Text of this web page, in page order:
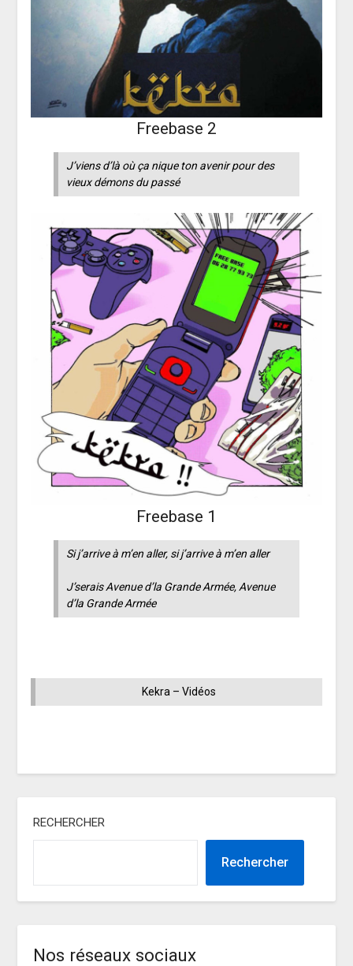
Freebase 2
J’viens d’là où ça nique ton avenir pour des
vieux démons du passé
Freebase 1
Si j’arrive à m’en aller, si j’arrive à m’en aller
J’serais Avenue d’la Grande Armée, Avenue
d’la Grande Armée
Kekra – Vidéos
RECHERCHER
Rechercher
Nos réseaux sociaux